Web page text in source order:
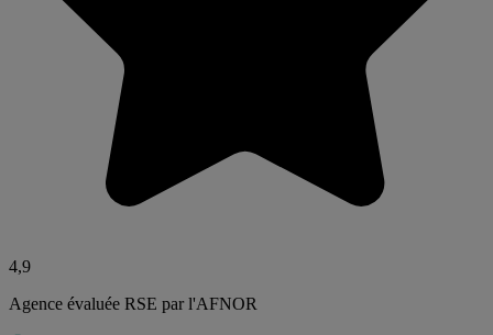
4,9
Agence évaluée RSE par l'AFNOR